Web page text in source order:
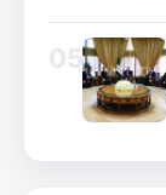
05